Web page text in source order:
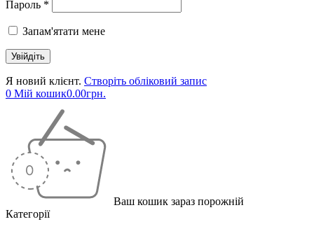
Пароль *
Запам'ятати мене
Я новий клієнт. Створіть обліковий запис
0 Мій кошик0.00грн.
Ваш кошик зараз порожній
Категорії